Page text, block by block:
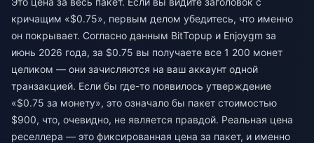
кричащим «$0.75», первым делом убедитесь, что именно
он покрывает. Согласно данным BitTopup и Enjoygm за
июнь 2026 года, за $0.75 вы получаете все 1 200 монет
целиком — они зачисляются на ваш аккаунт одной
транзакцией. Если бы где-то появилось утверждение
«$0.75 за монету», это означало бы пакет стоимостью
$900, что, очевидно, не является правдой. Реальная цена
реселлера — это фиксированная цена за пакет, и именно